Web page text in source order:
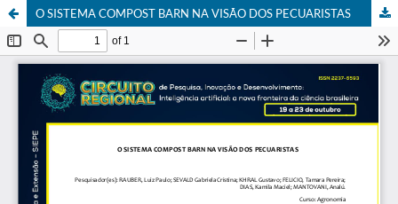
O SISTEMA COMPOST BARN NA VISÃO DOS PECUARISTAS